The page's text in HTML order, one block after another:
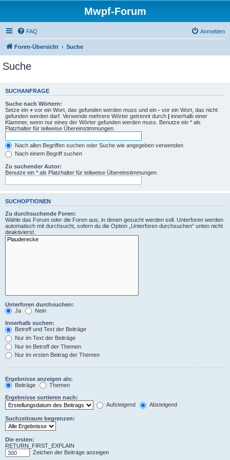
Mwpf-Forum
FAQ Anmelden
Foren-Übersicht Suche
Suche
SUCHANFRAGE
Suche nach Wörtern:
Setze ein + vor ein Wort, das gefunden werden muss und ein - vor ein Wort, das nicht
gefunden werden darf. Verwende mehrere Wörter getrennt durch | innerhalb einer
Klammer, wenn nur eines der Wörter gefunden werden muss. Benutze ein * als
Platzhalter für teilweise Übereinstimmungen.
Nach allen Begriffen suchen oder Suche wie angegeben verwenden
Nach einem Begriff suchen
Zu suchender Autor:
Benutze ein * als Platzhalter für teilweise Übereinstimmungen.
SUCHOPTIONEN
Zu durchsuchende Foren:
Wähle das Forum oder die Foren aus, in denen gesucht werden soll. Unterforen werden
automatisch mit durchsucht, sofern du die Option „Unterforen durchsuchen“ unten nicht
deaktivierst.
Unterforen durchsuchen:
Ja
Nein
Innerhalb suchen:
Betreff und Text der Beiträge
Nur im Text der Beiträge
Nur im Betreff der Themen
Nur im ersten Beitrag der Themen
Ergebnisse anzeigen als:
Beiträge
Themen
Ergebnisse sortieren nach:
Aufsteigend
Absteigend
Suchzeitraum begrenzen:
Die ersten:
RETURN_FIRST_EXPLAIN
Zeichen der Beiträge anzeigen